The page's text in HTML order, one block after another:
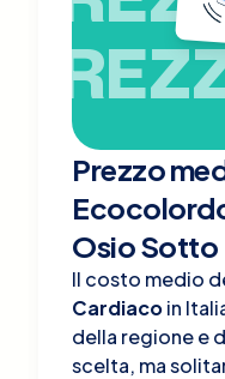
Prezzo
Osio Sotto
Il costo medio
Cardiacoin
della regione e
scelta, ma